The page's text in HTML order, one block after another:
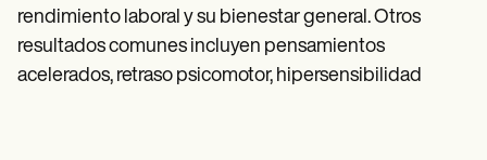
rendimiento laboral y su bienestar general. Otros
resultados comunes incluyen pensamientos
acelerados, retraso psicomotor, hipersensibilidad